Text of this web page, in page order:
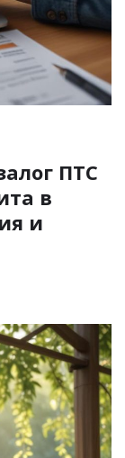
ПТС
в
и